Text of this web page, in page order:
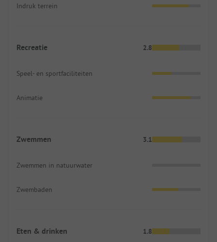
Indruk terrein
Recreatie 2.8
Speel- en sportfaciliteiten
Animatie
Zwemmen 3.1
Zwemmen in natuurwater
Zwembaden
Eten & drinken 1.8